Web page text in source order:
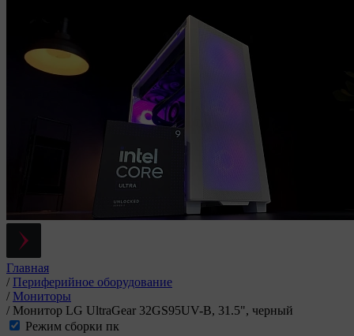
Главная
/ Периферийное оборудование
/ Мониторы
/ Монитор LG UltraGear 32GS95UV-B, 31.5", черный
Режим сборки пк